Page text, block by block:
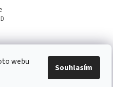
webu
Souhlasím